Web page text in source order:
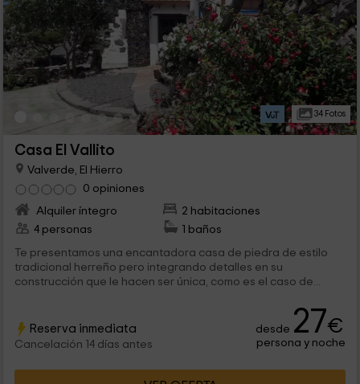
34 Fotos
Casa El Vallito
Valverde, El Hierro
0 opiniones
Alquiler íntegro
2 habitaciones
4 personas
1 baños
Te presentamos una encantadora casa de piedra de estilo
tradicional herreño pero integrando detalles en su
construcción que le hacen ser única, como es el caso de...
Reserva inmediata
Cancelación 14 días antes
desde 27€
persona y noche